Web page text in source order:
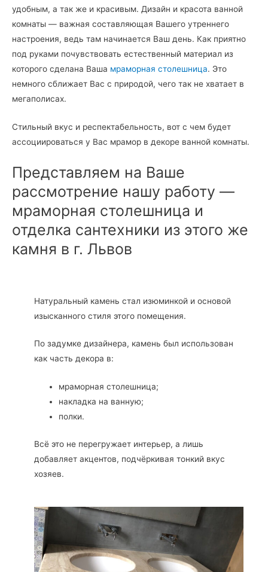
удобным, а так же и красивым. Дизайн и красота ванной
комнаты — важная составляющая Вашего утреннего
настроения, ведь там начинается Ваш день. Как приятно
под руками почувствовать естественный материал из
которого сделана Ваша мраморная столешница. Это
немного сближает Вас с природой, чего так не хватает в
мегаполисах.
Стильный вкус и респектабельность, вот с чем будет
ассоциироваться у Вас мрамор в декоре ванной комнаты.
Представляем на Ваше
рассмотрение нашу работу —
мраморная столешница и
отделка сантехники из этого же
камня в г. Львов
Натуральный камень стал изюминкой и основой
изысканного стиля этого помещения.
По задумке дизайнера, камень был использован
как часть декора в:
мраморная столешница;
накладка на ванную;
полки.
Всё это не перегружает интерьер, а лишь
добавляет акцентов, подчёркивая тонкий вкус
хозяев.